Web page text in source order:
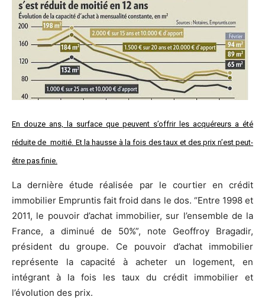
En douze ans, la surface que peuvent s’offrir les acquéreurs a été
réduite de moitié. Et la hausse à la fois des taux et des prix n’est peut-
être pas finie.
La dernière étude réalisée par le courtier en crédit
immobilier Empruntis fait froid dans le dos. “Entre 1998 et
2011, le pouvoir d’achat immobilier, sur l’ensemble de la
France, a diminué de 50%”, note Geoffroy Bragadir,
président du groupe. Ce pouvoir d’achat immobilier
représente la capacité à acheter un logement, en
intégrant à la fois les taux du crédit immobilier et
l’évolution des prix.